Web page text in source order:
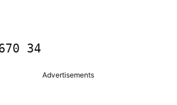
34
Advertisements